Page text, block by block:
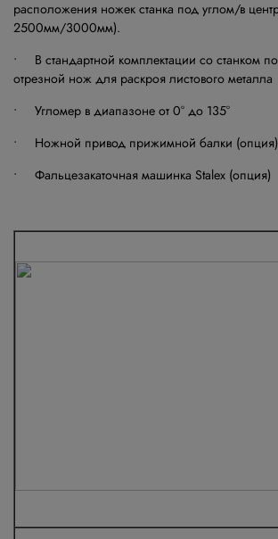
расположения ножек станка под углом/в
2500мм/3000мм).
• В стандартной комплектации со станком
отрезной нож для раскроя листового металла
• Угломер в диапазоне от 0° до 135°
• Ножной привод прижимной балки (опция)
• Фальцезакаточная машинка Stalex (опция)